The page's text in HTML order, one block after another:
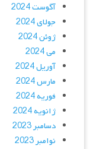
آگوست 2024
جولای 2024
ژوئن 2024
می 2024
آوریل 2024
مارس 2024
فوریه 2024
ژانویه 2024
دسامبر 2023
نوامبر 2023